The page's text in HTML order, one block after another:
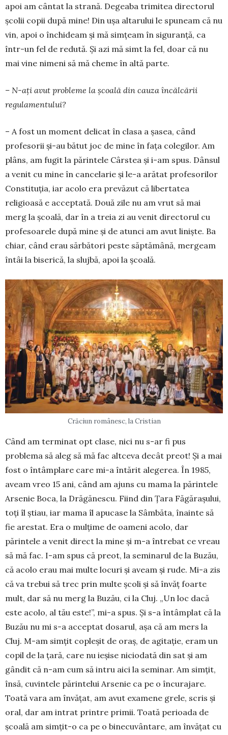
apoi am cântat la strană. Degeaba trimitea directorul
școlii copii după mine! Din ușa altarului le spuneam că nu
vin, apoi o închideam și mă simțeam în siguranță, ca
într-un fel de redută. Și azi mă simt la fel, doar că nu
mai vine nimeni să mă cheme în altă parte.
– N-ați avut probleme la școală din cauza încălcării
regulamentului?
– A fost un moment delicat în clasa a șasea, când
profesorii și-au bătut joc de mine în fața colegilor. Am
plâns, am fugit la părintele Cârstea și i-am spus. Dânsul
a venit cu mine în cancelarie și le-a arătat profesorilor
Constituția, iar acolo era prevăzut că libertatea
religioasă e acceptată. Două zile nu am vrut să mai
merg la școală, dar în a treia zi au venit directorul cu
profesoarele după mine și de atunci am avut liniște. Ba
chiar, când erau sărbători peste săptămână, mergeam
întâi la biserică, la slujbă, apoi la școală.
Crăciun românesc, la Cristian
Când am terminat opt clase, nici nu s-ar fi pus
problema să aleg să mă fac altceva decât preot! Și a mai
fost o întâmplare care mi-a întărit alegerea. În 1985,
aveam vreo 15 ani, când am ajuns cu mama la părintele
Arsenie Boca, la Drăgănescu. Fiind din Țara Făgărașului,
toți îl știau, iar mama îl apucase la Sâmbăta, înainte să
fie arestat. Era o mulțime de oameni acolo, dar
părintele a venit direct la mine și m-a întrebat ce vreau
să mă fac. I-am spus că preot, la seminarul de la Buzău,
că acolo erau mai multe locuri și aveam și rude. Mi-a zis
că va trebui să trec prin multe școli și să învăț foarte
mult, dar să nu merg la Buzău, ci la Cluj. „Un loc dacă
este acolo, al tău este!”, mi-a spus. Și s-a întâmplat că la
Buzău nu mi s-a acceptat dosarul, așa că am mers la
Cluj. M-am simțit copleșit de oraș, de agitație, eram un
copil de la țară, care nu ieșise niciodată din sat și am
gândit că n-am cum să intru aici la seminar. Am simțit,
însă, cuvintele părintelui Arsenie ca pe o încurajare.
Toată vara am învățat, am avut examene grele, scris și
oral, dar am intrat printre primii. Toată perioada de
școală am simțit-o ca pe o binecuvântare, am învățat cu